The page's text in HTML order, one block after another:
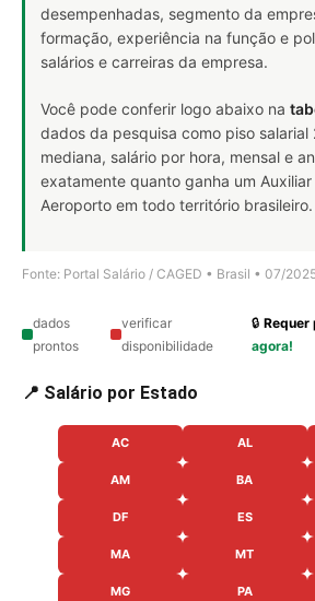
desempenhadas, segmento da
formação, experiência na função e
salários e carreiras da empresa.
Você pode conferir logo abaixo na
dados da pesquisa como piso salarial
mediana, salário por hora, mensal e
exatamente quanto ganha um
Aeroporto em todo território brasileiro.
Fonte: Portal Salário / CAGED • Brasil • 07/
dados
prontos
verificar
disponibilidade
🔒Requer
agora!
📍 Salário por Estado
AC AL
AM BA
DF ES
MA MT
MG PA